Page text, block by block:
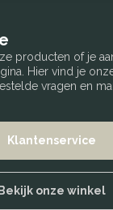
producten of je
Hier vind je
vragen en
Klantenservice
Bekijk onze winkel